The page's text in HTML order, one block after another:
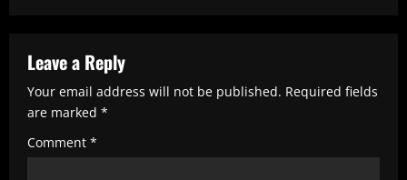
R
e
a
d
Leave a Reply
Your email address will not be published. Required fields
are marked *
Comment *